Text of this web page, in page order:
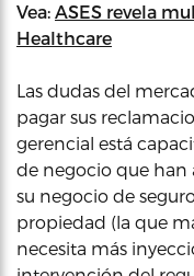
Vea: ASES revela
Healthcare
Las dudas del
pagar sus
gerencial está
de negocio que han
su negocio de
propiedad (la que
necesita más